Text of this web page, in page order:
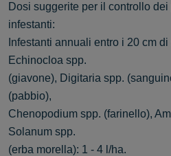
Dosi suggerite per il controllo
infestanti:
Infestanti annuali entro i 20 cm
Echinocloa spp.
(giavone), Digitaria spp.
(pabbio),
Chenopodium spp. (farinello),
Solanum spp.
(erba morella): 1 - 4 l/ha.